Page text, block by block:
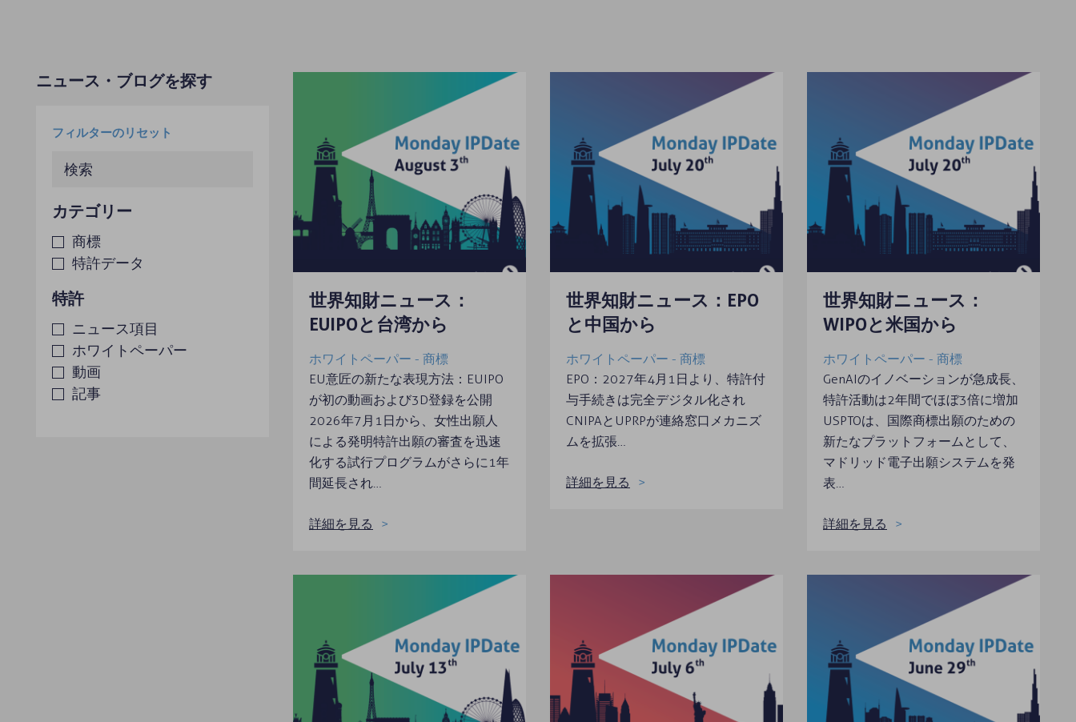
ニュース・ブログを探す
カテゴリー
商標
特許データ
特許
ニュース項目
ホワイトペーパー
動画
記事
世界知財ニュース：
EUIPOと台湾から
ホワイトペーパー - 商標
EU意匠の新たな表現方法：EUIPO
が初の動画および3D登録を公開
2026年7月1日から、女性出願人
による発明特許出願の審査を迅速
化する試行プログラムがさらに1年
間延長され…
詳細を見る
世界知財ニュース：EPO
と中国から
ホワイトペーパー - 商標
EPO：2027年4月1日より、特許付
与手続きは完全デジタル化され
CNIPAとUPRPが連絡窓口メカニズ
ムを拡張…
詳細を見る
世界知財ニュース：
WIPOと米国から
ホワイトペーパー - 商標
GenAIのイノベーションが急成長、
特許活動は2年間でほぼ3倍に増加
USPTOは、国際商標出願のための
新たなプラットフォームとして、
マドリッド電子出願システムを発
表…
詳細を見る